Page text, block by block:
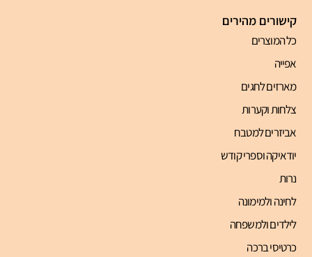
קישורים מהירים
כל המוצרים
אפייה
מארזים לחגים
צלחות וקערות
אביזרים למטבח
יודאיקה וספרי קודש
נרות
לחינה ולמימונה
לילדים ולמשפחה
כרטיסי ברכה